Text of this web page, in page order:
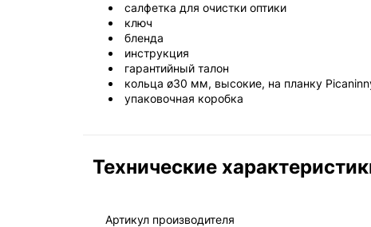
салфетка для очистки оптики
ключ
бленда
инструкция
гарантийный талон
кольца ø30 мм, высокие, на планку
упаковочная коробка
Технические
Артикул производителя